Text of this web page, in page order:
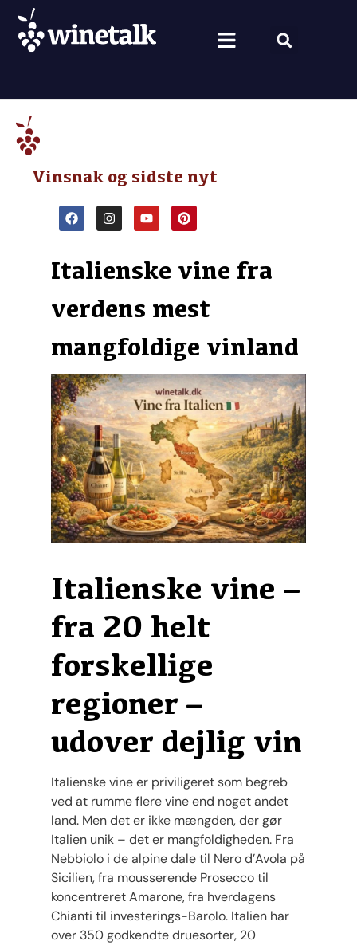
Vinsnak og sidste nyt
Italienske vine fra
verdens mest
mangfoldige vinland
Italienske vine –
fra 20 helt
forskellige
regioner –
udover dejlig vin
Italienske vine er priviligeret som begreb
ved at rumme flere vine end noget andet
land. Men det er ikke mængden, der gør
Italien unik – det er mangfoldigheden. Fra
Nebbiolo i de alpine dale til Nero d’Avola på
Sicilien, fra mousserende Prosecco til
koncentreret Amarone, fra hverdagens
Chianti til investerings-Barolo. Italien har
over 350 godkendte druesorter, 20